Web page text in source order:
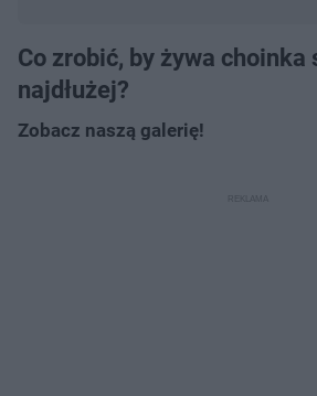
Co zrobić, by żywa choinka
najdłużej?
Zobacz naszą galerię!